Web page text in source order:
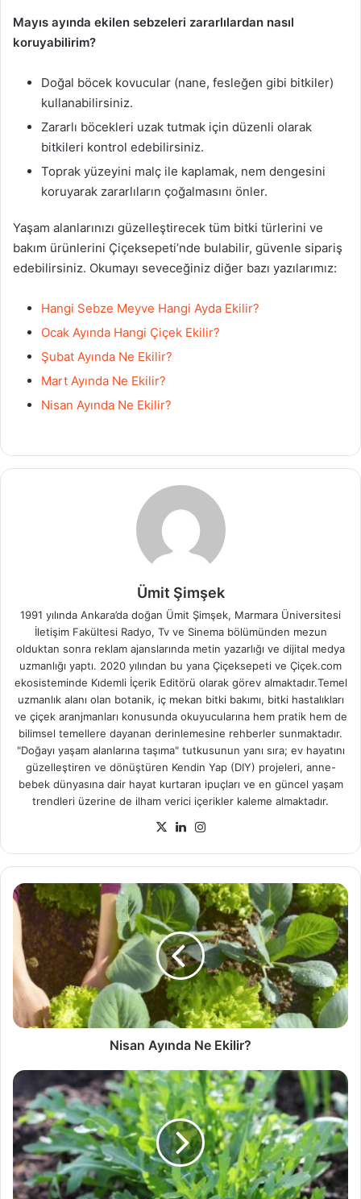
Mayıs ayında ekilen sebzeleri zararlılardan nasıl
koruyabilirim?
Doğal böcek kovucular (nane, fesleğen gibi bitkiler)
kullanabilirsiniz.
Zararlı böcekleri uzak tutmak için düzenli olarak
bitkileri kontrol edebilirsiniz.
Toprak yüzeyini malç ile kaplamak, nem dengesini
koruyarak zararlıların çoğalmasını önler.
Yaşam alanlarınızı güzelleştirecek tüm bitki türlerini ve
bakım ürünlerini Çiçeksepeti’nde bulabilir, güvenle sipariş
edebilirsiniz. Okumayı seveceğiniz diğer bazı yazılarımız:
Hangi Sebze Meyve Hangi Ayda Ekilir?
Ocak Ayında Hangi Çiçek Ekilir?
Şubat Ayında Ne Ekilir?
Mart Ayında Ne Ekilir?
Nisan Ayında Ne Ekilir?
Ümit Şimşek
1991 yılında Ankara’da doğan Ümit Şimşek, Marmara Üniversitesi
İletişim Fakültesi Radyo, Tv ve Sinema bölümünden mezun
olduktan sonra reklam ajanslarında metin yazarlığı ve dijital medya
uzmanlığı yaptı. 2020 yılından bu yana Çiçeksepeti ve Çiçek.com
ekosisteminde Kıdemli İçerik Editörü olarak görev almaktadır.Temel
uzmanlık alanı olan botanik, iç mekan bitki bakımı, bitki hastalıkları
ve çiçek aranjmanları konusunda okuyucularına hem pratik hem de
bilimsel temellere dayanan derinlemesine rehberler sunmaktadır.
"Doğayı yaşam alanlarına taşıma" tutkusunun yanı sıra; ev hayatını
güzelleştiren ve dönüştüren Kendin Yap (DIY) projeleri, anne-
bebek dünyasına dair hayat kurtaran ipuçları ve en güncel yaşam
trendleri üzerine de ilham verici içerikler kaleme almaktadır.
X LinkedIn
Nisan
Ayında
Ne
Ekilir?
Nisan Ayında Ne Ekilir?
Haziran
Ayında
Ne
Ekilir?